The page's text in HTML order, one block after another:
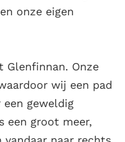
onze eigen
Glenfinnan. Onze
wij een pad
een geweldig
een groot meer,